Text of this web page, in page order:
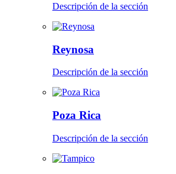
Descripción de la sección
Reynosa
Descripción de la sección
Poza Rica
Descripción de la sección